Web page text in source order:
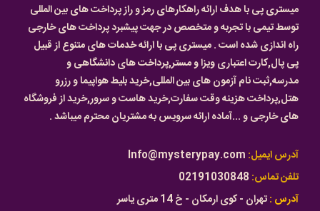
میستری پی با هدف ارائه راهکارهای رمز و راز پرداخت های بین المللی
توسط تیمی با تجربه و متخصص در جهت پیشبرد پرداخت های خارجی
راه اندازی شده است . میستری پی با ارائه خدمات های متنوع از قبیل
پی پال,کارت اعتباری ویزا و مستر,پرداخت های دانشگاهی و
مدرسه,ثبت نام آزمون های بین المللی,خرید بلیط هواپیما و رزرو
هتل,پرداخت هزینه وقت سفارت,خرید هاست و سرور,خرید از فروشگاه
های خارجی و ...آماده ارائه سرویس به مشتریان محترم میباشد .
آدرس ایمیل: Info@mysterypay.com
تلفن تماس: 02191030848
آدرس :تهران - کوی ارمکان - خ 14 متری یاسر